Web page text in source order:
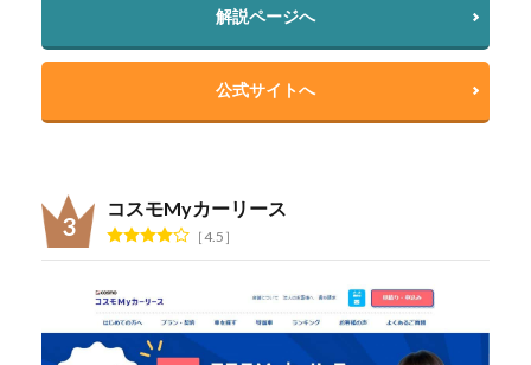
解説ページへ
公式サイトへ
コスモMyカーリース
4.5